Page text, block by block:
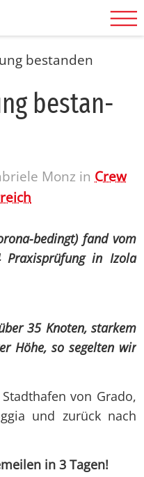
bestanden
be­stan­
Monz in Crew
bedingt) fand vom
Praxisprüfung in Izola
35 Knoten, starkem
Höhe, so segelten wir
von Grado,
und zurück nach
in 3 Tagen!